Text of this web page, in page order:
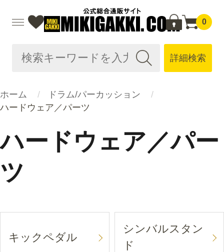
0
詳細検索
ホーム
ドラム/パーカッション
ハードウェア／パーツ
ハードウェア／パー
ツ
キックペダル
シンバルスタン
ド